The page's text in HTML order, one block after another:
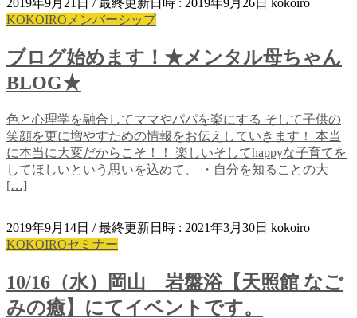
2019年9月21日 / 最終更新日時 : 2019年9月26日 kokoiro
KOKOIROメンバーシップ
ブログ始めます！★メンタル母ちゃん
BLOG★
色と心理学を融合してママやパパを楽にする そして子供の
笑顔を更に増やすための情報をお伝えしていきます！ 本当
に本当に大変だからこそ！！ 楽しいそしてhappyな子育てを
してほしいという思いを込めて、 ・自分を知ることの大
[…]
2019年9月14日 / 最終更新日時 : 2021年3月30日 kokoiro
KOKOIROセミナー
10/16（水）岡山 岩盤浴【天照館 なご
みの癒】にてイベントです。